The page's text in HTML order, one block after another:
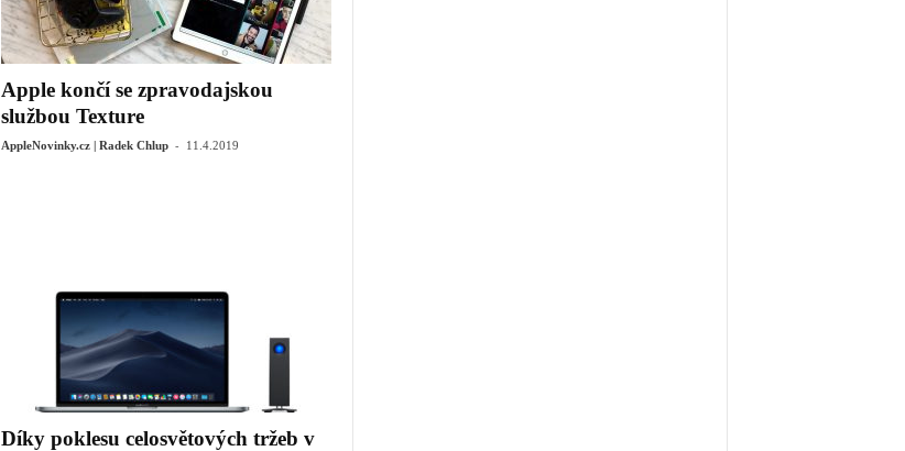
Apple končí se zpravodajskou
službou Texture
AppleNovinky.cz | Radek Chlup - 11.4.2019
Díky poklesu celosvětových tržeb v